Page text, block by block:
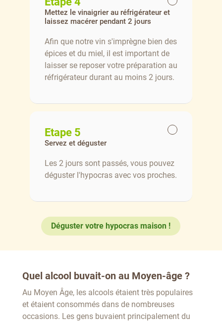
Mettez le vinaigrier au réfrigérateur et
laissez macérer pendant 2 jours
Afin que notre vin s'imprègne bien des
épices et du miel, il est important de
laisser se reposer votre préparation au
réfrigérateur durant au moins 2 jours.
Etape 5
Servez et déguster
Les 2 jours sont passés, vous pouvez
déguster l'hypocras avec vos proches.
Déguster votre hypocras maison !
Quel alcool buvait-on au Moyen-âge ?
Au Moyen Âge, les alcools étaient très populaires
et étaient consommés dans de nombreuses
occasions. Les gens buvaient principalement du